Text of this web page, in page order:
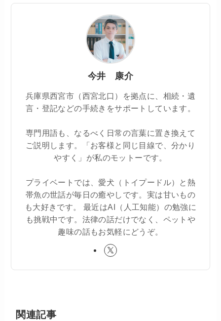
今井 康介
兵庫県西宮市（西宮北口）を拠点に、相続・遺
言・登記などの手続きをサポートしています。
専門用語も、なるべく日常の言葉に置き換えて
ご説明します。「お客様と同じ目線で、分かり
やすく」が私のモットーです。
プライベートでは、愛犬（トイプードル）と熱
帯魚の世話が毎日の癒やしです。実は甘いもの
も大好きです。 最近はAI（人工知能）の勉強に
も挑戦中です。法律の話だけでなく、ペットや
趣味の話もお気軽にどうぞ。
関連記事